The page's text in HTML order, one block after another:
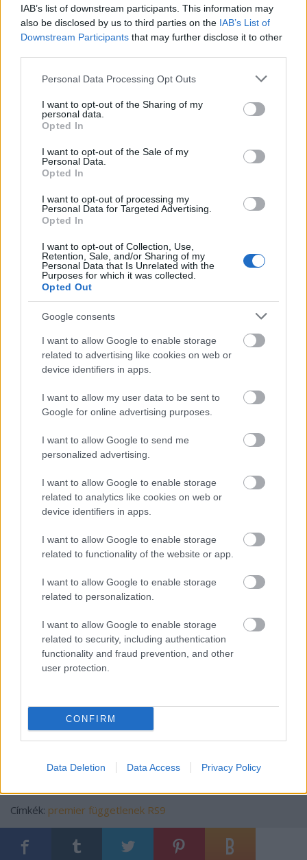
IAB’s list of downstream participants. This information may
also be disclosed by us to third parties on the IAB’s List of
Downstream Participants that may further disclose it to other
Please note that this website/app uses one or more Google
not limited to your visit or usage behaviour. You may click to
grant or deny consent to Google and its third-party tags to
use your data for below specified purposes in below Google
consent section.
Personal Data Processing Opt Outs
I want to opt-out of the Sharing of my
personal data.
Opted In
I want to opt-out of the Sale of my
Personal Data.
Opted In
I want to opt-out of processing my
Personal Data for Targeted Advertising.
Opted In
I want to opt-out of Collection, Use,
Retention, Sale, and/or Sharing of my
Personal Data that Is Unrelated with the
Purposes for which it was collected.
Opted Out
Google consents
I want to allow Google to enable storage
related to advertising like cookies on web or
device identifiers in apps.
I want to allow my user data to be sent to
Google for online advertising purposes.
I want to allow Google to send me
personalized advertising.
I want to allow Google to enable storage
related to analytics like cookies on web or
device identifiers in apps.
I want to allow Google to enable storage
related to functionality of the website or app.
I want to allow Google to enable storage
related to personalization.
I want to allow Google to enable storage
related to security, including authentication
functionality and fraud prevention, and other
user protection.
CONFIRM
Data Deletion Data Access Privacy Policy
A szerző a két főhős karaktere révén a humort és az
iróniát sem nélkülözve a legalapvetőbb érzéseinket
és reakcióinkat tárja elénk. A bennünk, felnőttekben
megbújó gyermeki ént mutatja be – annak sokszor
többnyire takargatni igyekszünk. Ám egyszer
óhatatlanul eljön az idő, amikor ránk szakad a
felnőtt lét minden baja és öröme. Ott kívül a világ, itt
belül a félelem. Nyisd ki az ajtót, és indulj el!
Vass György és Baksa Imre
Mindig is szerettem a skandináv filmeket. Egyik
pillanatban hülyére röhögöd magad, a másikban pedig
összeszorul a szíved. Ami darabunk is erre törekszik
próbákon sokat nevetünk, vagy épp nagyon
megérezzük a figurák szánalmat keltő törékenységét.
ilyen szerepeket szoktam játszani. Kőszínházakban
semmiképp. Zárt, minimális
gesztusrendszerrel rendelkezik a szereplőm, ami távol
enyémek. Sok váltása van Ellingnek már a szövege
alapján is, amit majd hitelesítenem kell. És persze a
humorát nem az olcsó megoldásokkal előadni. A
kollégákkal a munka ragyogó. Mindig figyelünk arra,
hogy a való élet benne legyen a szituációkban és a
Baksa Imre
Játszótársai: Kakasy Dóra,Vass György ésKövesdi
László.
A bemutató január 10-én lesz az RS9 Színházban
látható ugyanott, szintén fél 8-tól.
(Forrás: Neptun Brigád)
Címkék: premier függetlenek RS9